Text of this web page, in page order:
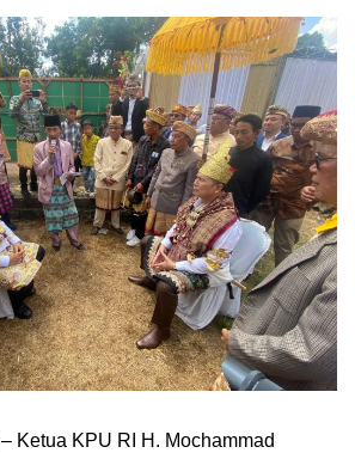
– Ketua KPU RI H. Mochammad